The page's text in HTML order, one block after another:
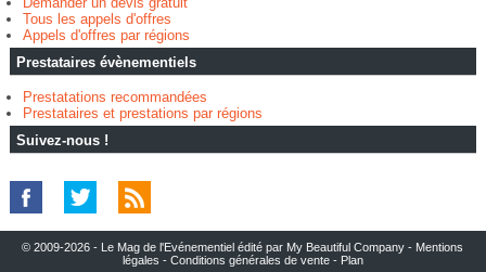
Tous les appels d'offres
Appels d'offres par régions
Prestataires évènementiels
Prestatations recommandées
Prestataires et prestations par régions
Suivez-nous !
© 2009-2026 - Le Mag de l'Evénementiel édité par My Beautiful Company - Mentions
légales - Conditions générales de vente- Plan